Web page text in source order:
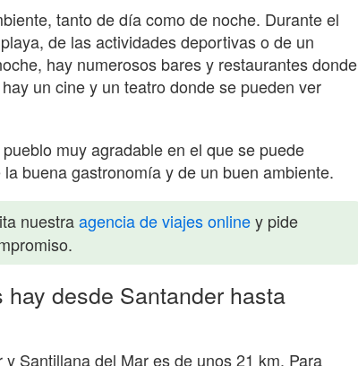
tanto de día como de noche. Durante el
de las actividades deportivas o de un
hay numerosos bares y restaurantes donde
un cine y un teatro donde se pueden ver
muy agradable en el que se puede
buena gastronomía y de un buen ambiente.
nuestraagencia de viajes onliney pide
desde Santander hasta
Santillana del Mar es de unos 21 km. Para